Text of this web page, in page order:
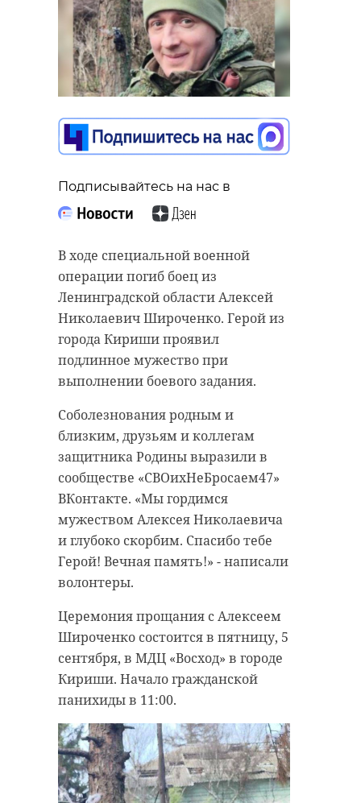
Подписывайтесь на нас в
В ходе специальной военной
операции погиб боец из
Ленинградской области Алексей
Николаевич Широченко. Герой из
города Кириши проявил
подлинное мужество при
выполнении боевого задания.
Соболезнования родным и
близким, друзьям и коллегам
защитника Родины выразили в
сообществе «СВОихНеБросаем47»
ВКонтакте. «Мы гордимся
мужеством Алексея Николаевича
и глубоко скорбим. Спасибо тебе
Герой! Вечная память!» - написали
волонтеры.
Церемония прощания с Алексеем
Широченко состоится в пятницу, 5
сентября, в МДЦ «Восход» в городе
Кириши. Начало гражданской
панихиды в 11:00.